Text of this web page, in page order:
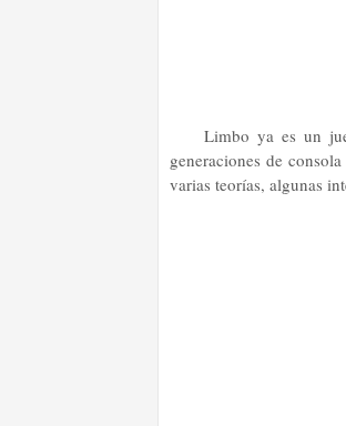
Limbo ya es un
generaciones de
varias teorías, algunas